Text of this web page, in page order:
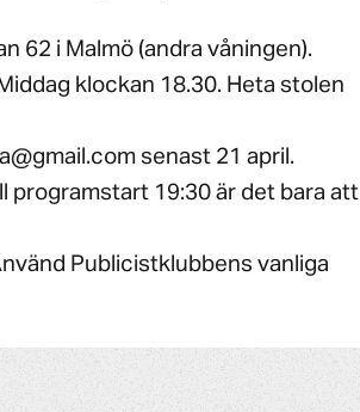
62 i Malmö (andra våningen).
klockan 18.30. Heta stolen
senast 21 april.
programstart 19:30 är det bara att
Publicistklubbens vanliga